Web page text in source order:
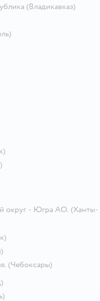
(Владикавказ)
округ - Югра АО. (Ханты-
(Чебоксары)